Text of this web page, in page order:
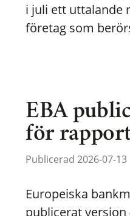
i juli ett uttalande
företag som
EBA
för
Publicerad 2026-07-13
Europeiska
publicerat version